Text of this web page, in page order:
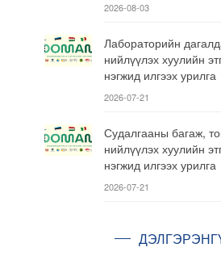
2026-08-03
Лабораторийн
нийлүүлэх хуулийн
нэгжид илгээх урилга
2026-07-21
Судалгааны багаж,
нийлүүлэх хуулийн
нэгжид илгээх урилга
2026-07-21